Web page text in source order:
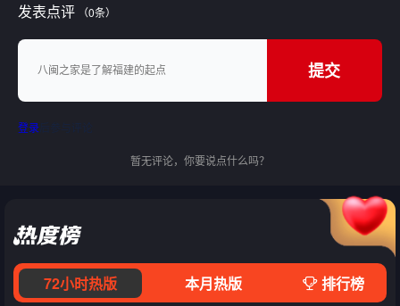
发表点评 （0条）
提交
登录
暂无评论，你要说点什么吗？
72小时热版 本月热版 排行榜